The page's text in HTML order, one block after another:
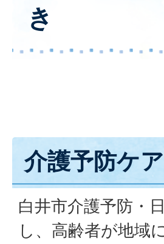
き
介護予防ケ
白井市介護予防・
し、高齢者が地域